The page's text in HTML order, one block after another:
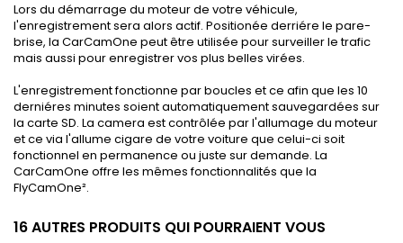
Lors du démarrage du moteur de votre véhicule,
l'enregistrement sera alors actif. Positionée derriére le pare-
brise, la CarCamOne peut être utilisée pour surveiller le trafic
mais aussi pour enregistrer vos plus belles virées.
L'enregistrement fonctionne par boucles et ce afin que les 10
derniéres minutes soient automatiquement sauvegardées sur
la carte SD. La camera est contrôlée par l'allumage du moteur
et ce via l'allume cigare de votre voiture que celui-ci soit
fonctionnel en permanence ou juste sur demande. La
CarCamOne offre les mêmes fonctionnalités que la
FlyCamOne².
16 AUTRES PRODUITS QUI POURRAIENT VOUS